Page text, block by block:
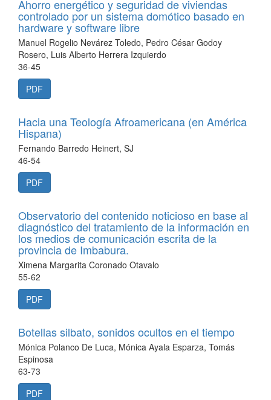
Ahorro energético y seguridad de viviendas
controlado por un sistema domótico basado en
hardware y software libre
Manuel Rogelio Nevárez Toledo, Pedro César Godoy
Rosero, Luis Alberto Herrera Izquierdo
36-45
PDF
Hacia una Teología Afroamericana (en América
Hispana)
Fernando Barredo Heinert, SJ
46-54
PDF
Observatorio del contenido noticioso en base al
diagnóstico del tratamiento de la información en
los medios de comunicación escrita de la
provincia de Imbabura.
Ximena Margarita Coronado Otavalo
55-62
PDF
Botellas silbato, sonidos ocultos en el tiempo
Mónica Polanco De Luca, Mónica Ayala Esparza, Tomás
Espinosa
63-73
PDF